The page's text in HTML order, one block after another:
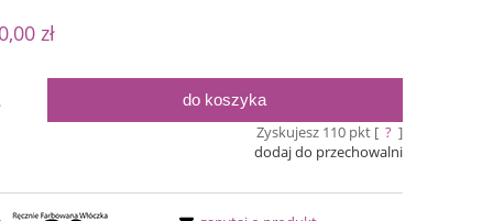
zł
do koszyka
Zyskujesz 110pkt [ ? ]
dodaj do przechowalni